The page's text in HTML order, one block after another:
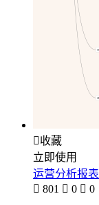
收藏
立即使用
运营分析报表
 801  0  0